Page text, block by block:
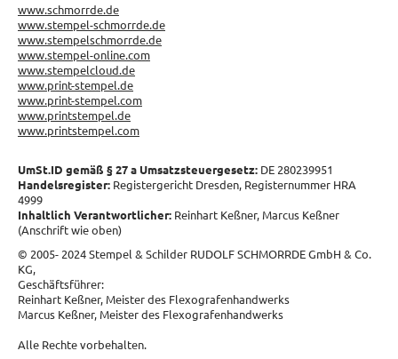
www.schmorrde.de
www.stempel-schmorrde.de
www.stempelschmorrde.de
www.stempel-online.com
www.stempelcloud.de
www.print-stempel.de
www.print-stempel.com
www.printstempel.de
www.printstempel.com
UmSt.ID gemäß § 27 a Umsatzsteuergesetz: DE 280239951
Handelsregister: Registergericht Dresden, Registernummer HRA
4999
Inhaltlich Verantwortlicher: Reinhart Keßner, Marcus Keßner
(Anschrift wie oben)
© 2005- 2024 Stempel & Schilder RUDOLF SCHMORRDE GmbH & Co.
KG,
Geschäftsführer:
Reinhart Keßner, Meister des Flexografenhandwerks
Marcus Keßner, Meister des Flexografenhandwerks
Alle Rechte vorbehalten.